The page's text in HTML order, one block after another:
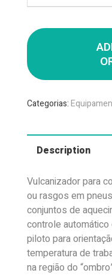
Categorias:
Description
Vulcanizador para
ou rasgos em
conjuntos de
controle
piloto para
temperatura de
na região do